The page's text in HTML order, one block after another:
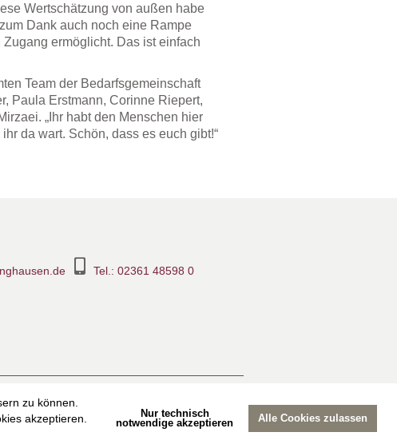
zu können.
akzeptieren.
Nur technisch
notwendige akzeptieren
Alle Cookies zulassen
Wertschätzung von außen habe
Dank auch noch eine Rampe
ermöglicht. Das ist einfach
Team der Bedarfsgemeinschaft
Paula Erstmann, Corinne Riepert,
„Ihr habt den Menschen hier
da wart. Schön, dass es euch gibt!“
Tel.: 02361 48598 0
Seite